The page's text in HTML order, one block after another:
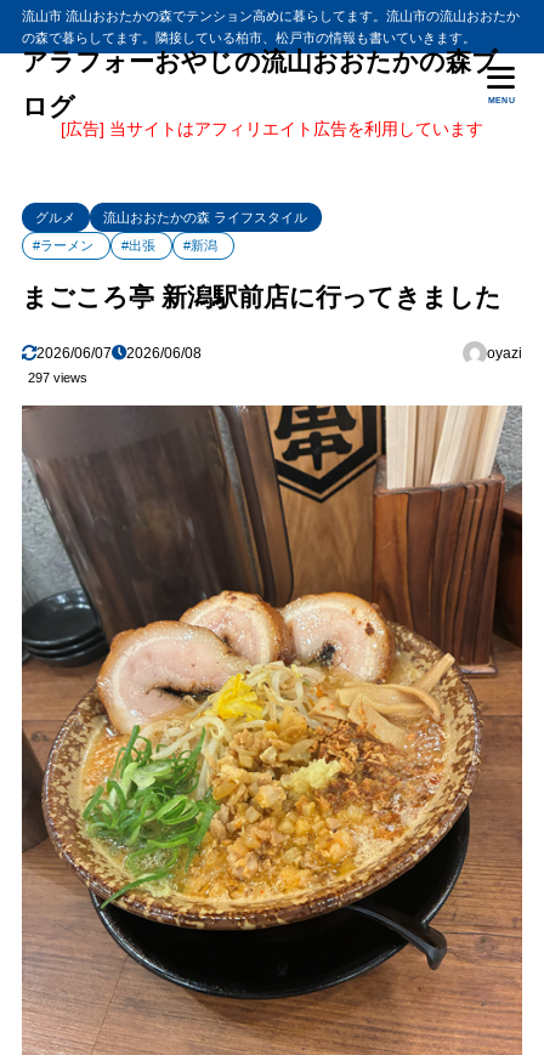
流山市 流山おおたかの森でテンション高めに暮らしてます。流山市の流山おおたか
の森で暮らしてます。隣接している柏市、松戸市の情報も書いていきます。
アラフォーおやじの流山おおたかの森ブ
ログ
MENU
[広告] 当サイトはアフィリエイト広告を利用しています
グルメ
流山おおたかの森 ライフスタイル
#ラーメン
#出張 #新潟
まごころ亭 新潟駅前店に行ってきました
2026/06/07 2026/06/08 oyazi
297 views